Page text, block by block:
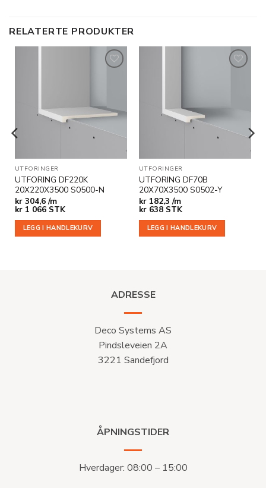
RELATERTE PRODUKTER
ønskeliste
UTFORINGER
UTFORING DF220K
20X220X3500 S0500-N
kr304,6 /m
kr1 066 STK
LEGG I HANDLEKURV
UTFORINGER
UTFORING DF70B
20X70X3500 S0502-Y
kr182,3 /m
kr638 STK
LEGG I HANDLEKURV
ADRESSE
Deco Systems AS
Pindsleveien 2A
3221 Sandefjord
ÅPNINGSTIDER
Hverdager: 08:00 – 15:00